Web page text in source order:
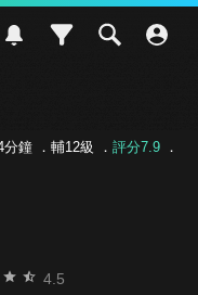
鐘 ． 輔12級 ． 評分7.9．
4.5